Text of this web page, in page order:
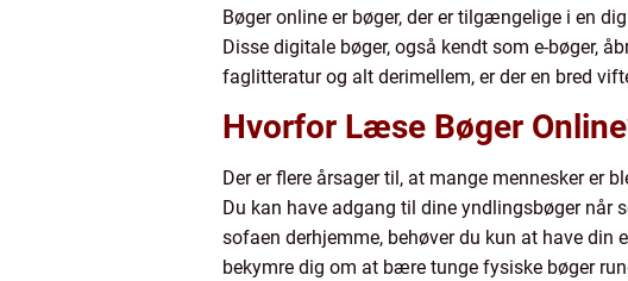
Bøger online er bøger, der er tilgængelige i en
Disse digitale bøger, også kendt som e-bøger,
faglitteratur og alt derimellem, er der en bred
Hvorfor Læse Bøger
Der er flere årsager til, at mange mennesker er
Du kan have adgang til dine yndlingsbøger når
sofaen derhjemme, behøver du kun at have din
bekymre dig om at bære tunge fysiske bøger